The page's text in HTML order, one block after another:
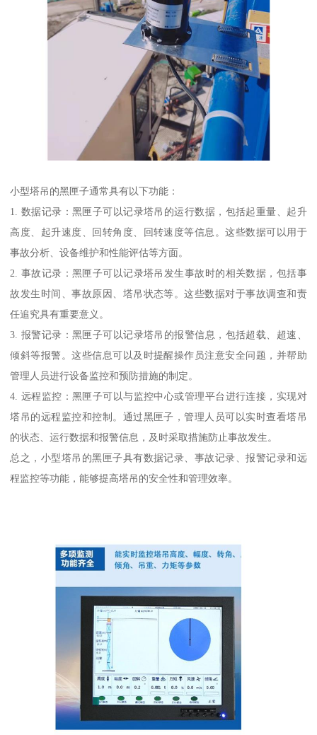
小型塔吊的黑匣子通常具有以下功能：
1. 数据记录：黑匣子可以记录塔吊的运行数据，包括起重量、起升
高度、起升速度、回转角度、回转速度等信息。这些数据可以用于
事故分析、设备维护和性能评估等方面。
2. 事故记录：黑匣子可以记录塔吊发生事故时的相关数据，包括事
故发生时间、事故原因、塔吊状态等。这些数据对于事故调查和责
任追究具有重要意义。
3. 报警记录：黑匣子可以记录塔吊的报警信息，包括超载、超速、
倾斜等报警。这些信息可以及时提醒操作员注意安全问题，并帮助
管理人员进行设备监控和预防措施的制定。
4. 远程监控：黑匣子可以与监控中心或管理平台进行连接，实现对
塔吊的远程监控和控制。通过黑匣子，管理人员可以实时查看塔吊
的状态、运行数据和报警信息，及时采取措施防止事故发生。
总之，小型塔吊的黑匣子具有数据记录、事故记录、报警记录和远
程监控等功能，能够提高塔吊的安全性和管理效率。